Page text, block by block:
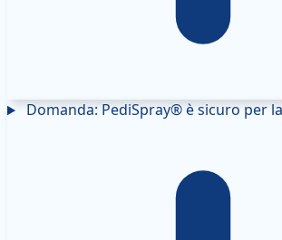
Domanda: PediSpray® è sicuro per